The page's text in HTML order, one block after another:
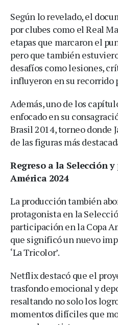
Según lo revelado, el
por clubes como el Real
etapas que marcaron el
pero que también
desafíos como lesiones,
influyeron en su recorrido
Además, uno de los
enfocado en su
Brasil 2014, torneo donde
de las figuras más
Regreso a la Selección
América 2024
La producción también
protagonista en la
participación en la Copa
que significó un nuevo
‘La Tricolor’.
Netflix destacó que el
trasfondo emocional y
resaltando no solo los
momentos difíciles que